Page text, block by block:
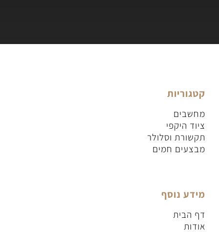
קטגוריות
מחשבים
ציוד היקפי
תקשורת וסלולר
מבצעים חמים
מידע נוסף
דף הבית
אודות